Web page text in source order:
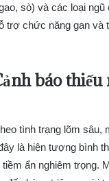
sò) và các loại
chức năng gan và
báo thiếu
tình trạng lõm
là hiện tượng bình
ẩn nghiêm trọng.